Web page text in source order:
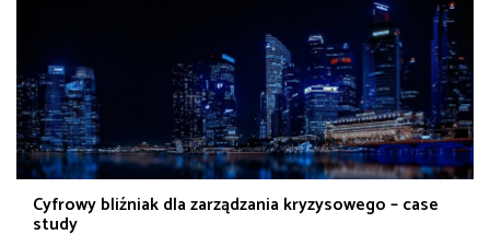
Cyfrowy bliźniak dla zarządzania kryzysowego – case
study